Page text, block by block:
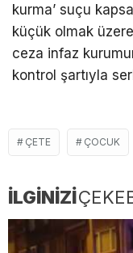
kurma’ suçu
küçük olmak
ceza infaz
kontrol şartıyla
ÇETE ÇOCUK
İLGİNİZİ